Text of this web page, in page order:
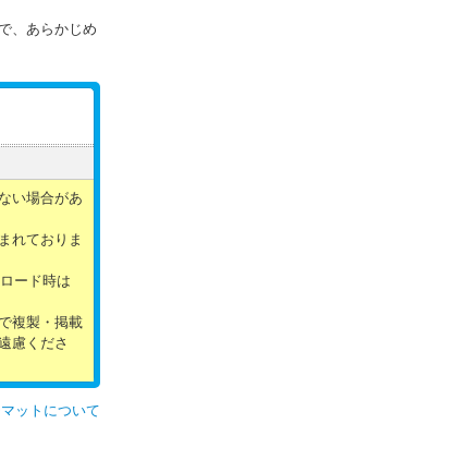
、あらかじめ
い場合があ
れておりま
ード時は
複製・掲載
慮くださ
ットについて